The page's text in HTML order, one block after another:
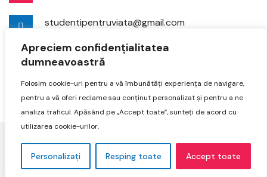
Apreciem confidențialitatea
dumneavoastră
Folosim cookie-uri pentru a vă îmbunătăți experiența de navigare,
pentru a vă oferi reclame sau conținut personalizat și pentru a ne
analiza traficul. Apăsând pe „Accept toate”, sunteți de acord cu
utilizarea cookie-urilor.
Personalizați Resping toate Accept toate
studentipentruviata@gmail.com
©Studenți pentru viață- 2023. Toate drepturile
rezervate.